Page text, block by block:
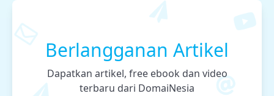
Berlangganan Artikel
Dapatkan artikel, free ebook dan video
terbaru dari DomaiNesia